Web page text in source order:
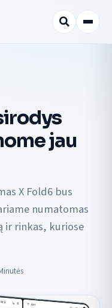
jau
X Fold6 bus
numatomas
ir rinkas, kuriose